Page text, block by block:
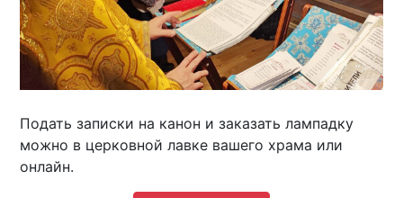
Подать записки на канон и заказать лампадку
можно в церковной лавке вашего храма или
онлайн.